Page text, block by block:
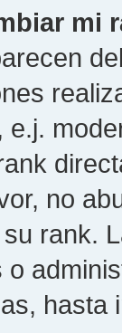
mi
e.j.
no
rank.
hasta